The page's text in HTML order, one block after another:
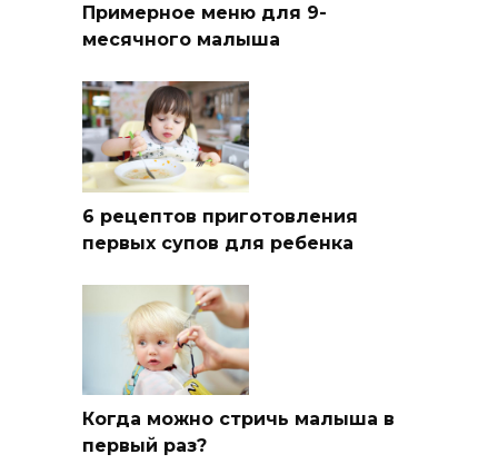
Примерное меню для 9-
месячного малыша
6 рецептов приготовления
первых супов для ребенка
Когда можно стричь малыша в
первый раз?